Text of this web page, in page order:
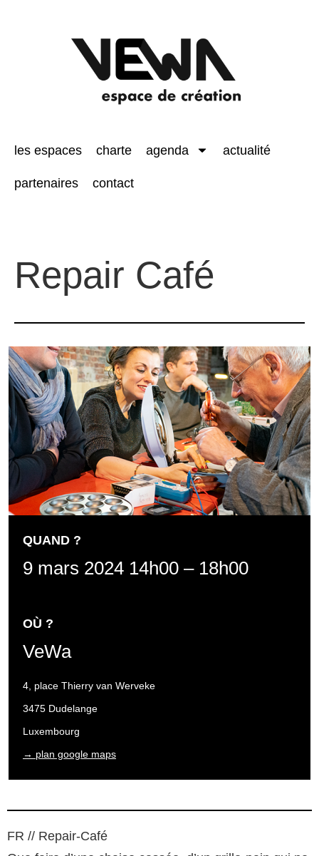
les espaces charte agenda actualité
partenaires contact
Repair Café
QUAND ?
9 mars 2024 14h00 – 18h00
OÙ ?
VeWa
4, place Thierry van Werveke
3475 Dudelange
Luxembourg
→ plan google maps
FR // Repair-Café